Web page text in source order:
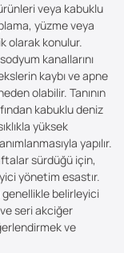
veya kabuklu
yüzme veya
olarak konulur.
kanallarını
kaybı ve apne
olabilir. Tanının
kabuklu deniz
yüksek
yapılır.
sürdüğü için,
yönetim esastır.
belirleyici
seri akciğer
ve